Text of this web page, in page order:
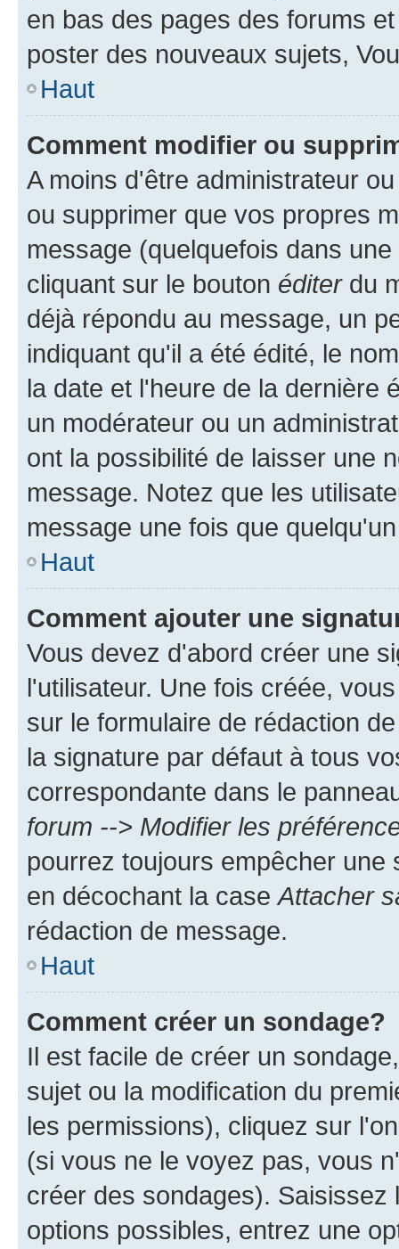
en bas des pages des forums
poster des nouveaux sujets,
Haut
Comment modifier ou
A moins d'être administrateur
ou supprimer que vos propres
message (quelquefois dans
cliquant sur le bouton éditerdu
déjà répondu au message, un
indiquant qu'il a été édité, le
la date et l'heure de la dernière
un modérateur ou un
ont la possibilité de laisser une
message. Notez que les
message une fois que
Haut
Comment ajouter une
Vous devez d'abord créer une
l'utilisateur. Une fois créée,
sur le formulaire de rédaction
la signature par défaut à tous
correspondante dans le
forum --> Modifier les
pourrez toujours empêcher
en décochant la caseAttacher
rédaction de message.
Haut
Comment créer un sondage?
Il est facile de créer un
sujet ou la modification du
les permissions), cliquez sur
(si vous ne le voyez pas, vous
créer des sondages).
options possibles, entrez une